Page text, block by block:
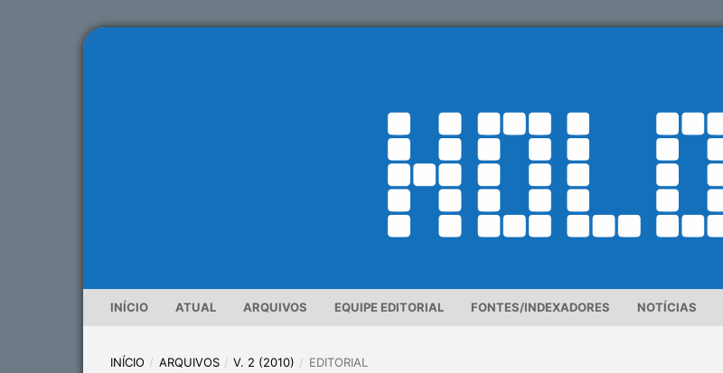
INÍCIO ATUAL ARQUIVOS EQUIPE EDITORIAL FONTES/INDEXADORES NOTÍCIAS
INÍCIO / ARQUIVOS / V. 2 (2010) / EDITORIAL